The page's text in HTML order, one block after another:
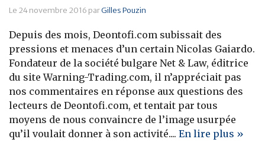
Placements
Assurance Vie
Patrimoine
Immobilier
Le 24 novembre 2016 parGilles Pouzin
Depuis des mois, Deontofi.com subissait des
pressions et menaces d’un certain Nicolas Gaiardo.
Fondateur de la société bulgare Net & Law, éditrice
du site Warning-Trading.com, il n’appréciait pas
nos commentaires en réponse aux questions des
lecteurs de Deontofi.com, et tentait par tous
moyens de nous convaincre de l’image usurpée
qu’il voulait donner à son activité.... En lire plus »